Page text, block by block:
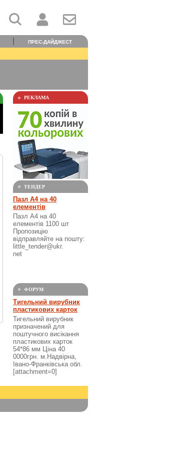
ПРЕС-ДАЙДЖЕСТ
РЕКЛАМА
ТЕНДЕР
Пазл А4 на 40
елементів
Пазл А4 на 40
елементів 1100 шт
Пропозицію
відправляйте на пошту:
little_tender@ukr.
net
ФОРУМ
Тигельний вирубник
пластикових карток
Тигельний вирубник
призначений для
поштучного висікання
пластикових карток
54*86 мм Ціна 40
0000грн. м.Надвірна,
Івано-Франківська обл.
[attachment=0]